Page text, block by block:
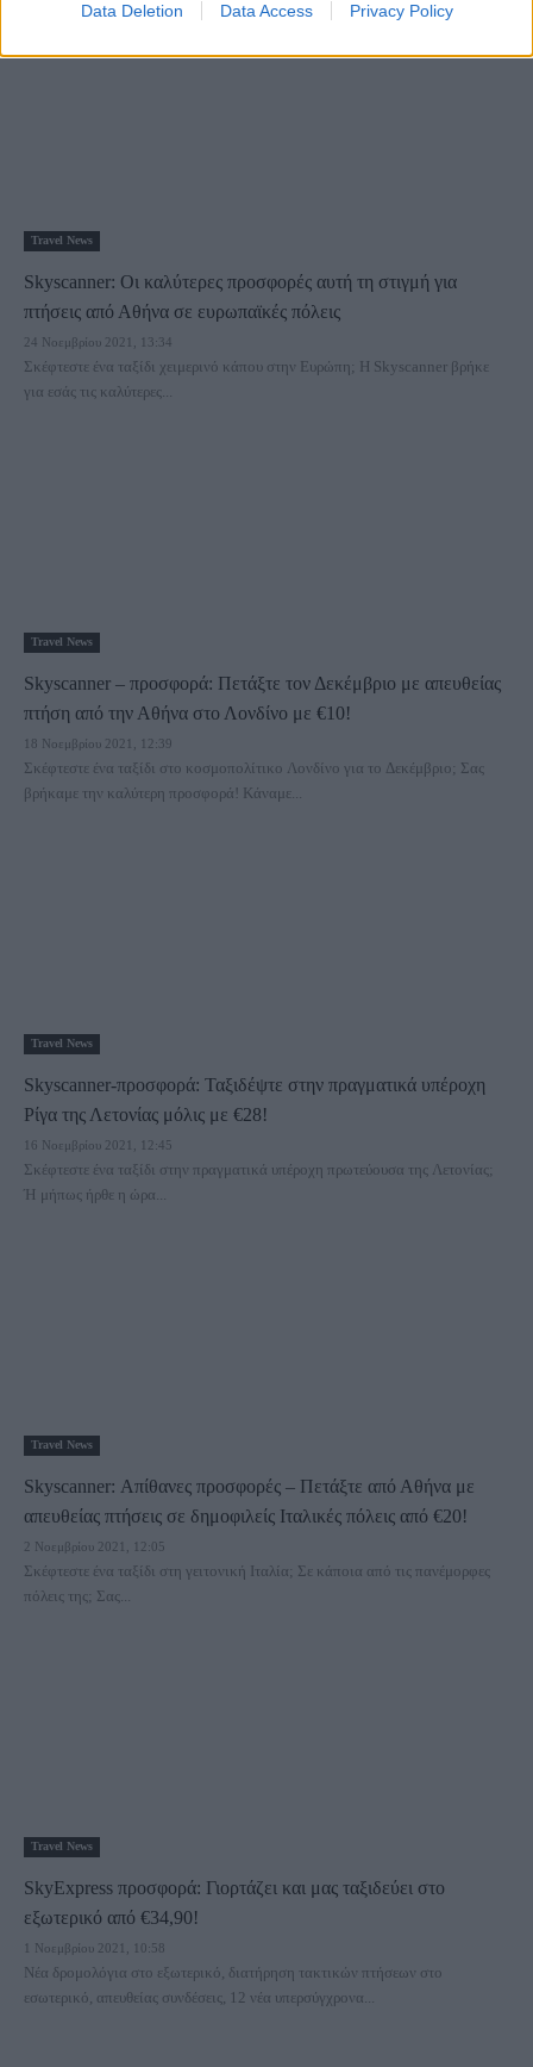
Data Deletion Data Access Privacy Policy
Travel News
Skyscanner: Οι καλύτερες προσφορές αυτή τη στιγμή για
πτήσεις από Αθήνα σε ευρωπαϊκές πόλεις
24 Νοεμβρίου 2021, 13:34
Σκέφτεστε ένα ταξίδι χειμερινό κάπου στην Ευρώπη; Η Skyscanner βρήκε
για εσάς τις καλύτερες...
Travel News
Skyscanner – προσφορά: Πετάξτε τον Δεκέμβριο με απευθείας
πτήση από την Αθήνα στο Λονδίνο με €10!
18 Νοεμβρίου 2021, 12:39
Σκέφτεστε ένα ταξίδι στο κοσμοπολίτικο Λονδίνο για το Δεκέμβριο; Σας
βρήκαμε την καλύτερη προσφορά! Κάναμε...
Travel News
Skyscanner-προσφορά: Ταξιδέψτε στην πραγματικά υπέροχη
Ρίγα της Λετονίας μόλις με €28!
16 Νοεμβρίου 2021, 12:45
Σκέφτεστε ένα ταξίδι στην πραγματικά υπέροχη πρωτεύουσα της Λετονίας;
Ή μήπως ήρθε η ώρα...
Travel News
Skyscanner: Απίθανες προσφορές – Πετάξτε από Αθήνα με
απευθείας πτήσεις σε δημοφιλείς Ιταλικές πόλεις από €20!
2 Νοεμβρίου 2021, 12:05
Σκέφτεστε ένα ταξίδι στη γειτονική Ιταλία; Σε κάποια από τις πανέμορφες
πόλεις της; Σας...
Travel News
SkyExpress προσφορά: Γιορτάζει και μας ταξιδεύει στο
εξωτερικό από €34,90!
1 Νοεμβρίου 2021, 10:58
Νέα δρομολόγια στο εξωτερικό, διατήρηση τακτικών πτήσεων στο
εσωτερικό, απευθείας συνδέσεις, 12 νέα υπερσύγχρονα...